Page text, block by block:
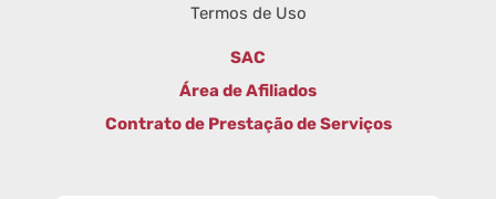
Termos de Uso
SAC
Área de Afiliados
Contrato de Prestação de Serviços